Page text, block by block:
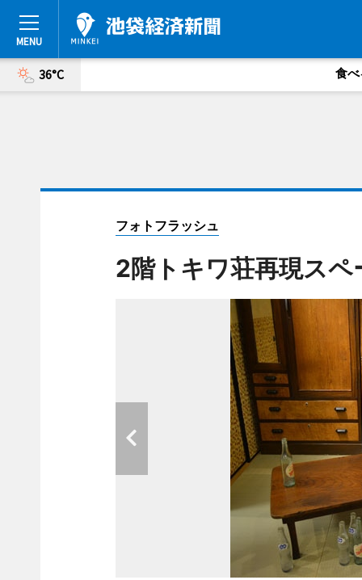
36°C 食べ
フォトフラッシュ
2階トキワ荘再現スペ